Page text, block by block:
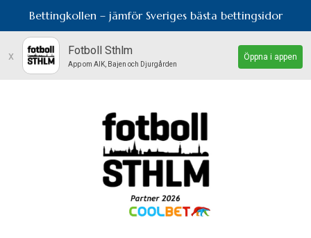
Bettingkollen – jämför Sveriges bästa bettingsidor
x Fotboll Sthlm
App om AIK, Bajen och Djurgården
Öppna i appen